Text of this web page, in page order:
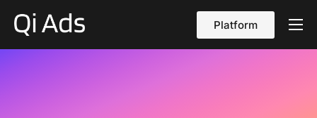
Platform
Acerca de nosotros